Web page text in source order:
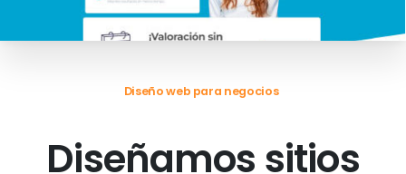
Diseño web para negocios